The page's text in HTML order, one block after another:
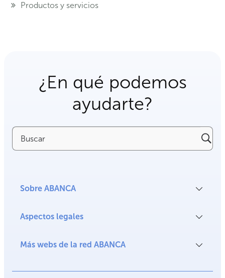
Productos y servicios
¿En qué podemos
ayudarte?
Buscar
Sobre ABANCA
Aspectos legales
Más webs de la red ABANCA